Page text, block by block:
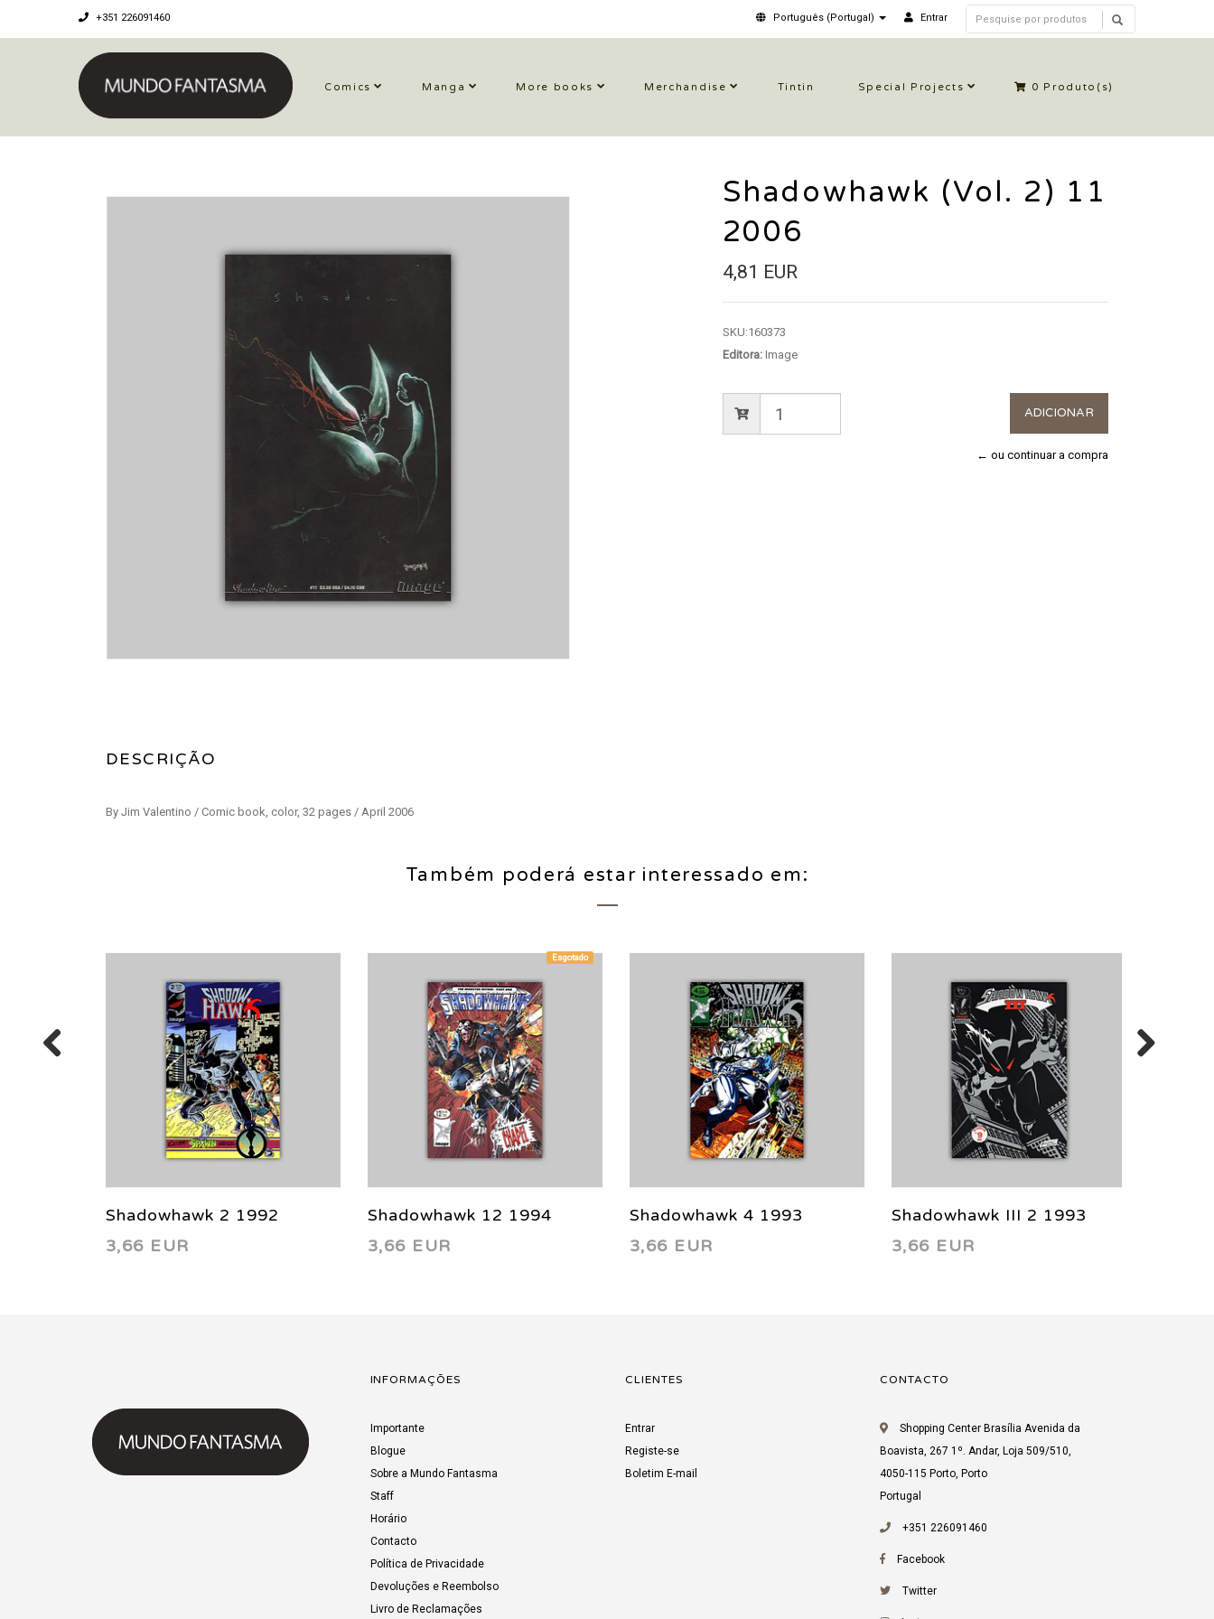
+351 226091460 Português (Portugal) Entrar
Comics Manga More books Merchandise Tintin Special Projects 0 Produto(s)
DESCRIÇÃO
By Jim Valentino / Comic book, color, 32 pages / April 2006
Shadowhawk (Vol. 2) 11
2006
4,81 EUR
SKU:160373
Editora:Image
← ou continuar a compra
Também poderá estar interessado em:
Shadowhawk 2 1992
3,66 EUR
Esgotado
Shadowhawk 12 1994
3,66 EUR
Shadowhawk 4 1993
3,66 EUR
Shadowhawk III 2 1993
3,66 EUR
INFORMAÇÕES
Importante
Blogue
Sobre a Mundo Fantasma
Staff
Horário
Contacto
Política de Privacidade
Devoluções e Reembolso
Livro de Reclamações
CLIENTES
Entrar
Registe-se
Boletim E-mail
CONTACTO
Shopping Center Brasília Avenida da
Boavista, 267 1º. Andar, Loja 509/510,
4050-115 Porto, Porto
Portugal
+351 226091460
Facebook
Twitter